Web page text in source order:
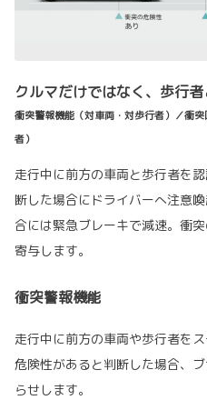
クルマだけではなく、歩行
衝突警報機能（対車両・対歩行者）／衝
者）
走行中に前方の車両と歩行者を
断した場合にドライバーへ注意
合には緊急ブレーキで減速。衝
寄与します。
衝突警報機能
走行中に前方の車両や歩行者を
危険性があると判断した場合、
らせします。